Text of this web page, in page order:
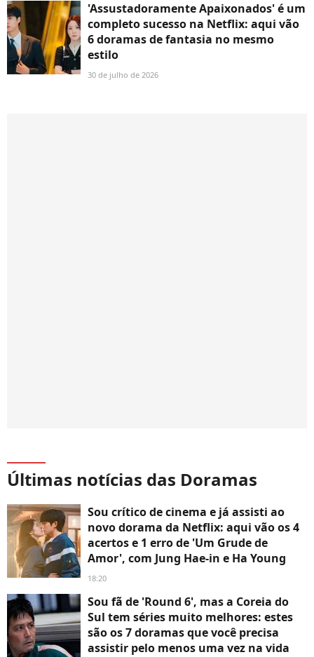
'Assustadoramente Apaixonados' é um
completo sucesso na Netflix: aqui vão
6 doramas de fantasia no mesmo
estilo
30 de julho de 2026
Últimas notícias das Doramas
Sou crítico de cinema e já assisti ao
novo dorama da Netflix: aqui vão os 4
acertos e 1 erro de 'Um Grude de
Amor', com Jung Hae-in e Ha Young
18:20
Sou fã de 'Round 6', mas a Coreia do
Sul tem séries muito melhores: estes
são os 7 doramas que você precisa
assistir pelo menos uma vez na vida